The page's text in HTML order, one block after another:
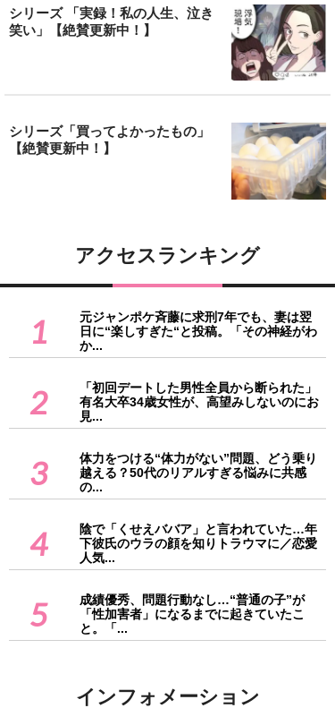
シリーズ 「実録！私の人生、泣き
笑い」【絶賛更新中！】
シリーズ「買ってよかったもの」
【絶賛更新中！】
アクセスランキング
1
元ジャンポケ斉藤に求刑7年でも、妻は翌
日に“楽しすぎた“と投稿。「その神経がわ
か...
2
「初回デートした男性全員から断られた」
有名大卒34歳女性が、高望みしないのにお
見...
3
体力をつける“体力がない”問題、どう乗り
越える？50代のリアルすぎる悩みに共感
の...
4
陰で「くせえババア」と言われていた…年
下彼氏のウラの顔を知りトラウマに／恋愛
人気...
5
成績優秀、問題行動なし…“普通の子”が
「性加害者」になるまでに起きていたこ
と。「...
インフォメーション